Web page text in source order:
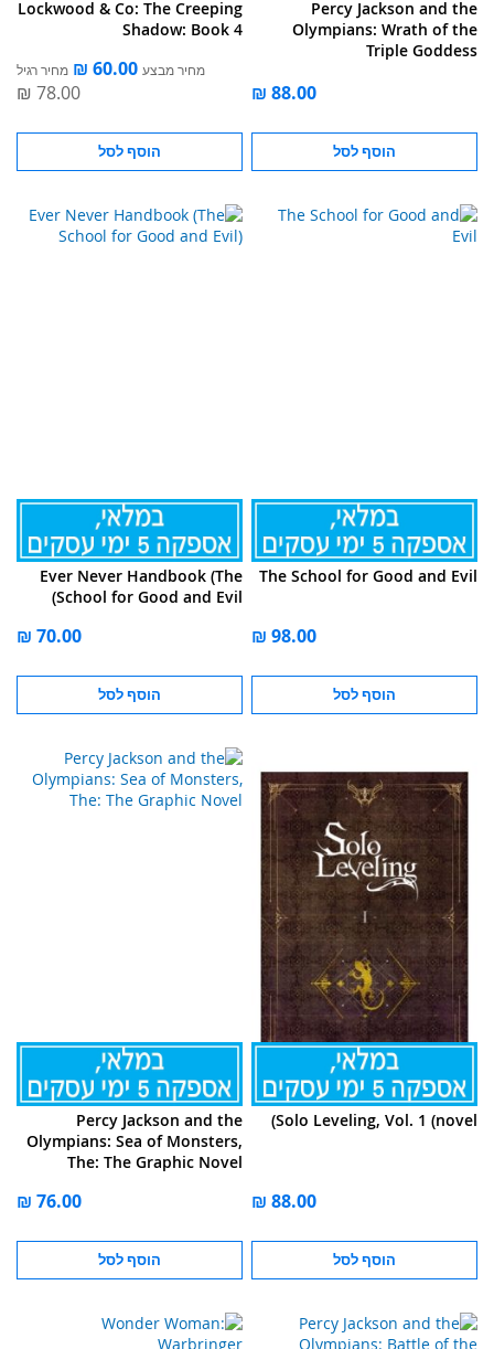
Percy Jackson and the
Olympians: Wrath of the
Triple Goddess
הוסף לסל
Lockwood & Co: The Creeping
Shadow: Book 4
מחיר מבצע מחיר רגיל
הוסף לסל
The School for Good and Evil
הוסף לסל
Ever Never Handbook (The
School for Good and Evil)
הוסף לסל
Solo Leveling, Vol. 1 (novel)
הוסף לסל
Percy Jackson and the
Olympians: Sea of Monsters,
The: The Graphic Novel
הוסף לסל